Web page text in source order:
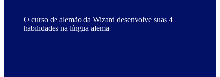
O curso de alemão da Wizard desenvolve suas 4
habilidades na língua alemã: